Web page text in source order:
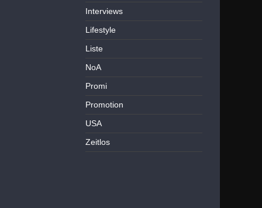
Interviews
Lifestyle
Liste
NoA
Promi
Promotion
USA
Zeitlos